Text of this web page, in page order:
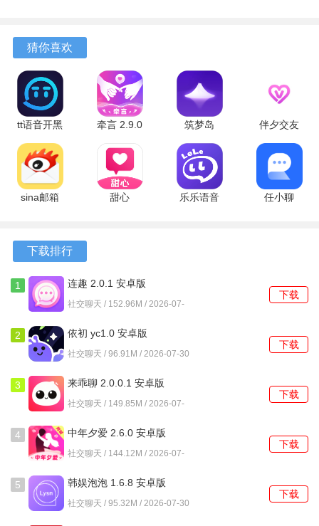
软件亮点
1、主打1V1高清视频交互，确保真人对聊，彻底告别虚假信
2、内置多种精美虚拟礼物，在聊天或看动态时一键赠送，快
速提升对方好感度。
1、根据地理位置与交友偏好进行智能适配，提高脱单效率。
2、提供视频、语音与文字多种聊天模式，满足不同阶段的社
交需求。
3、通过点赞、评论等方式自然地开启话题，拉近彼此距离。
4、严格的审核机制与真人认证，打造真实、体面的高品质社
交圈层。
使用教程
1、启动后，在登录界面选择手机号登录，输入手机号和验证
码完成注册。
猜你喜欢
tt语音开黑
版 6.84.5-
19325 最新
版
牵言 2.9.0
筑梦岛
1.6.70.888
最新版
伴夕交友
3.0.0.7 安
卓版
sina邮箱
甜心
乐乐语音
任小聊
下载排行
1 连趣 2.0.1 安卓版
社交聊天 / 152.96M / 2026-07-
下载
2 依初 yc1.0 安卓版
社交聊天 / 96.91M / 2026-07-30
下载
3 来乖聊 2.0.0.1 安卓版
社交聊天 / 149.85M / 2026-07-
下载
4 中年夕爱 2.6.0 安卓版
社交聊天 / 144.12M / 2026-07-
下载
5 韩娱泡泡 1.6.8 安卓版
社交聊天 / 95.32M / 2026-07-30
下载